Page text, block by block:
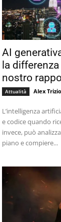
AI
la
nostro
Attualità Alex Trizio
L’intelligenza
e codice quando
invece, può
piano e compiere...